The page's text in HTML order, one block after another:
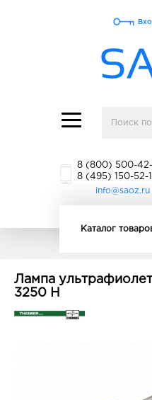
Toggle
navigation
8 (800) 500-42-
8 (495) 150-52-
info@saoz.ru
Каталог
Лампа
3250 H